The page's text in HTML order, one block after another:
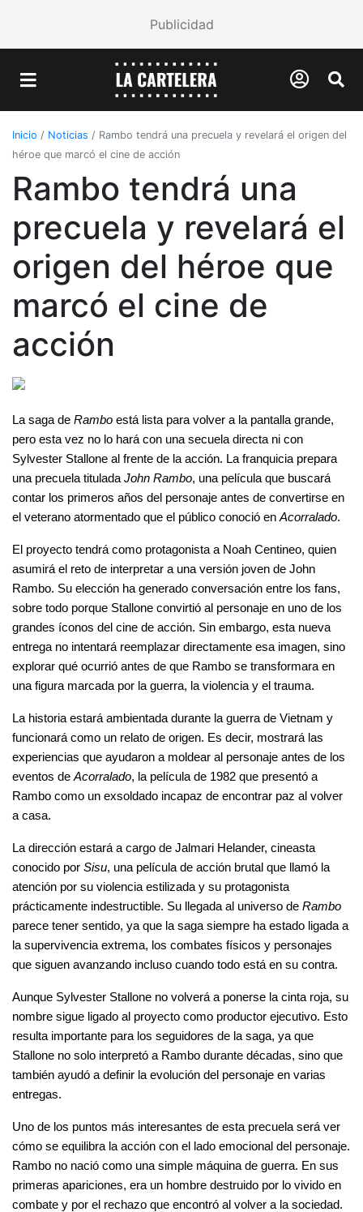
Publicidad
Inicio / Noticias / Rambo tendrá una precuela y revelará el origen del
héroe que marcó el cine de acción
Rambo tendrá una
precuela y revelará el
origen del héroe que
marcó el cine de
acción
La saga de Rambo está lista para volver a la pantalla grande,
pero esta vez no lo hará con una secuela directa ni con
Sylvester Stallone al frente de la acción. La franquicia prepara
una precuela titulada John Rambo, una película que buscará
contar los primeros años del personaje antes de convertirse en
el veterano atormentado que el público conoció en Acorralado.
El proyecto tendrá como protagonista a Noah Centineo, quien
asumirá el reto de interpretar a una versión joven de John
Rambo. Su elección ha generado conversación entre los fans,
sobre todo porque Stallone convirtió al personaje en uno de los
grandes íconos del cine de acción. Sin embargo, esta nueva
entrega no intentará reemplazar directamente esa imagen, sino
explorar qué ocurrió antes de que Rambo se transformara en
una figura marcada por la guerra, la violencia y el trauma.
La historia estará ambientada durante la guerra de Vietnam y
funcionará como un relato de origen. Es decir, mostrará las
experiencias que ayudaron a moldear al personaje antes de los
eventos de Acorralado, la película de 1982 que presentó a
Rambo como un exsoldado incapaz de encontrar paz al volver
a casa.
La dirección estará a cargo de Jalmari Helander, cineasta
conocido por Sisu, una película de acción brutal que llamó la
atención por su violencia estilizada y su protagonista
prácticamente indestructible. Su llegada al universo de Rambo
parece tener sentido, ya que la saga siempre ha estado ligada a
la supervivencia extrema, los combates físicos y personajes
que siguen avanzando incluso cuando todo está en su contra.
Aunque Sylvester Stallone no volverá a ponerse la cinta roja, su
nombre sigue ligado al proyecto como productor ejecutivo. Esto
resulta importante para los seguidores de la saga, ya que
Stallone no solo interpretó a Rambo durante décadas, sino que
también ayudó a definir la evolución del personaje en varias
entregas.
Uno de los puntos más interesantes de esta precuela será ver
cómo se equilibra la acción con el lado emocional del personaje.
Rambo no nació como una simple máquina de guerra. En sus
primeras apariciones, era un hombre destruido por lo vivido en
combate y por el rechazo que encontró al volver a la sociedad.